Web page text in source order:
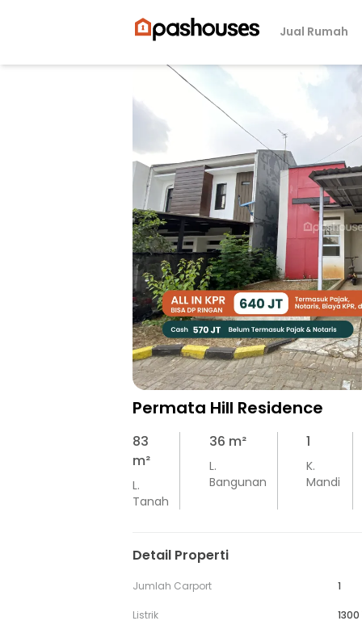
Jual Rumah
Permata Hill Residence
83
m²
L.
Tanah
36 m²
L.
Bangunan
1
K.
Mandi
Detail Properti
Jumlah Carport 1
Listrik